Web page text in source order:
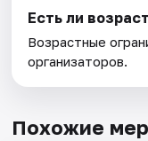
Есть ли
Возрастные
организаторов.
Похожие